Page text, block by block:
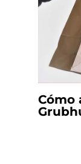
Cómo